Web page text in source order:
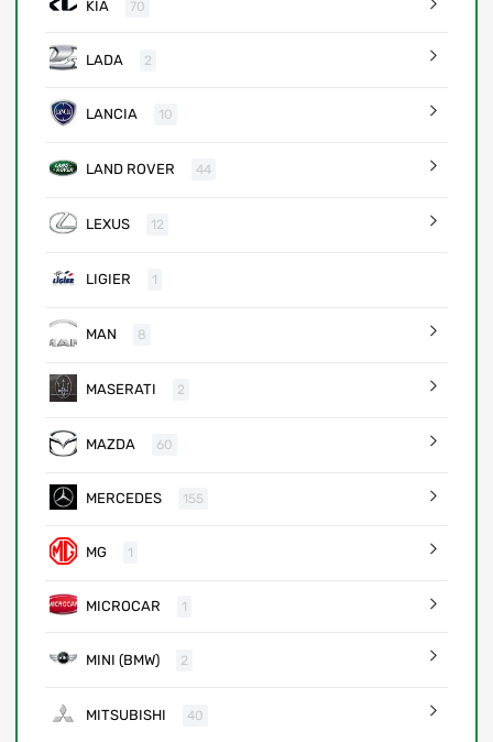
KIA 70
LADA 2
LANCIA 10
LAND ROVER 44
LEXUS 12
LIGIER 1
MAN 8
MASERATI 2
MAZDA 60
MERCEDES 155
MG 1
MICROCAR 1
MINI (BMW) 2
MITSUBISHI 40